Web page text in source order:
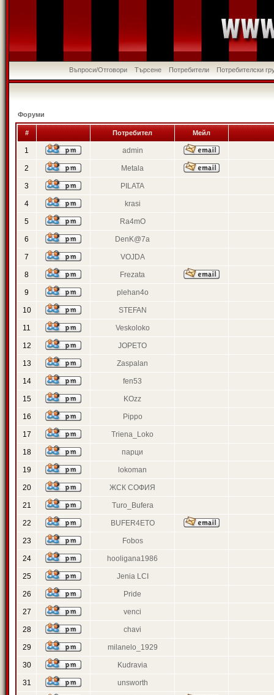
Въпроси/Отговори Търсене Потребители Потребителски
Форуми
# Потребител Мейл
1 admin
2 Metala
3 PILATA
4 krasi
5 Ra4mO
6 DenK@7a
7 VOJDA
8 Frezata
9 plehan4o
10 STEFAN
11 Veskoloko
12 JOPETO
13 Zaspalan
14 fen53
15 KOzz
16 Pippo
17 Triena_Loko
18 парци
19 lokoman
20 ЖСК СОФИЯ
21 Turo_Bufera
22 BUFER4ETO
23 Fobos
24 hooligana1986
25 Jenia LCI
26 Pride
27 venci
28 chavi
29 milanelo_1929
30 Kudravia
31 unsworth